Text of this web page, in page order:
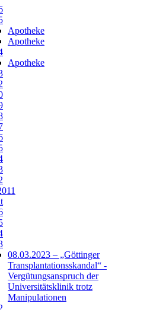
Apotheke
Apotheke
Apotheke
08.03.2023 – „Göttinger
Transplantationsskandal“ -
Vergütungsanspruch der
Universitätsklinik trotz
Manipulationen